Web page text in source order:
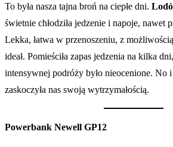
To była nasza tajna broń na ciepłe dni.
świetnie chłodziła jedzenie i napoje, nawet
Lekka, łatwa w przenoszeniu, z
ideał. Pomieściła zapas jedzenia na kilka
intensywnej podróży było nieocenione. No
zaskoczyła nas swoją wytrzymałością.
Powerbank Newell GP12